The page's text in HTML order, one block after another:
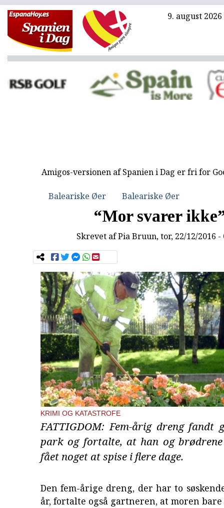
9. august 2026
Amigos-versionen af Spanien i Dag er fri for
Baleariske Øer Baleariske Øer
“Mor svarer
Skrevet afPia Bruun, tor, 22/12/2016 -
KRIMI OG KATASTROFE
FATTIGDOM: Fem-årig dreng fandt
park og fortalte, at han og
fået noget at spise i flere dage.
Den fem-årige dreng, der har to
år, fortalte også gartneren, at moren